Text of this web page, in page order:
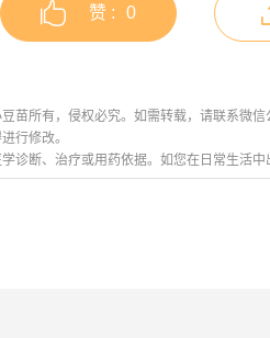
赞 : 0
苗所有，侵权必究。如需转载，请联系微
行修改。
诊断、治疗或用药依据。如您在日常生活